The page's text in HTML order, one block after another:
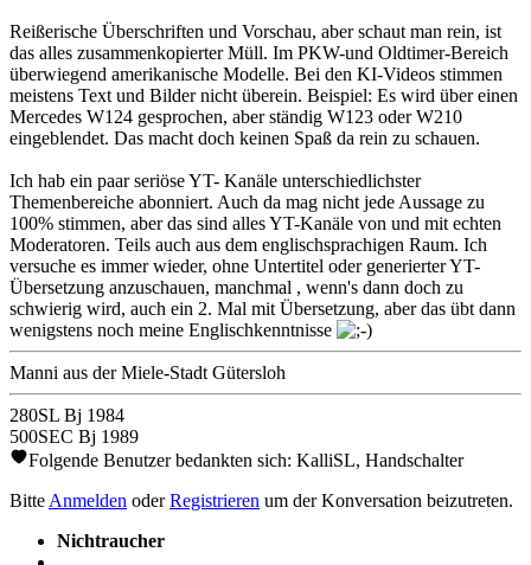
Reißerische Überschriften und Vorschau, aber schaut man rein, ist
das alles zusammenkopierter Müll. Im PKW-und Oldtimer-Bereich
überwiegend amerikanische Modelle. Bei den KI-Videos stimmen
meistens Text und Bilder nicht überein. Beispiel: Es wird über einen
Mercedes W124 gesprochen, aber ständig W123 oder W210
eingeblendet. Das macht doch keinen Spaß da rein zu schauen.
Ich hab ein paar seriöse YT- Kanäle unterschiedlichster
Themenbereiche abonniert. Auch da mag nicht jede Aussage zu
100% stimmen, aber das sind alles YT-Kanäle von und mit echten
Moderatoren. Teils auch aus dem englischsprachigen Raum. Ich
versuche es immer wieder, ohne Untertitel oder generierter YT-
Übersetzung anzuschauen, manchmal , wenn's dann doch zu
schwierig wird, auch ein 2. Mal mit Übersetzung, aber das übt dann
wenigstens noch meine Englischkenntnisse
Manni aus der Miele-Stadt Gütersloh
280SL Bj 1984
500SEC Bj 1989
Folgende Benutzer bedankten sich: KalliSL, Handschalter
Bitte Anmelden oderRegistrieren um der Konversation beizutreten.
Nichtraucher